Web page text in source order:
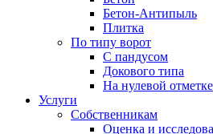
Бетон-Антипыль
Плитка
По типу ворот
С пандусом
Докового типа
На нулевой отметке
Услуги
Собственникам
Оценка и